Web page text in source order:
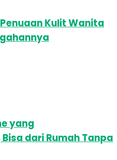
Kulit Wanita
yang
dari Rumah Tanpa